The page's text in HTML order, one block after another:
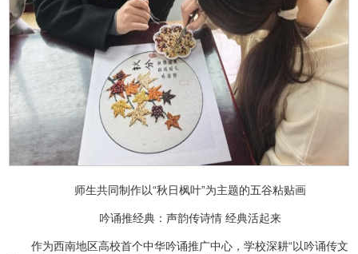
师生共同制作以“秋日枫叶”为主题的五谷粘贴画
吟诵推经典：声韵传诗情 经典活起来
作为西南地区高校首个中华吟诵推广中心，学校深耕“以吟诵传文